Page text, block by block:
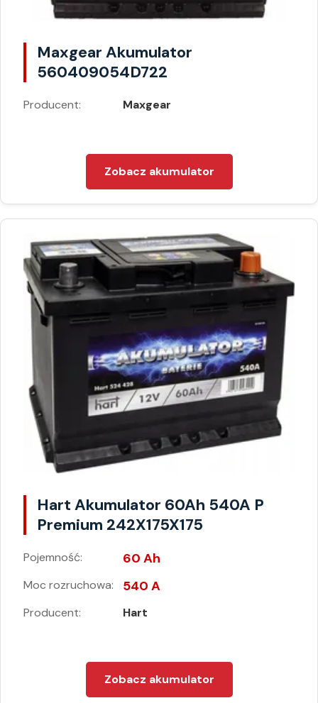
Maxgear Akumulator
560409054D722
Producent: Maxgear
Zobacz akumulator
Hart Akumulator 60Ah 540A P
Premium 242X175X175
Pojemność: 60 Ah
Moc rozruchowa: 540 A
Producent: Hart
Zobacz akumulator